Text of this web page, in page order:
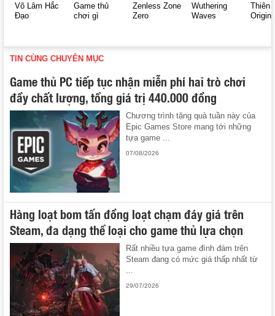
Võ Lâm Hắc
Đạo
Game thủ
chơi gì
Zenless Zone
Zero
Wuthering
Waves
Thiên
Origin
TIN CÙNG CHUYÊN MỤC
Game thủ PC tiếp tục nhận miễn phí hai trò chơi
đầy chất lượng, tổng giá trị 440.000 đồng
Chương trình tặng quà tuần này của
Epic Games Store mang tới những
tựa game ...
07/08/2026
Hàng loạt bom tấn đồng loạt chạm đáy giá trên
Steam, đa dạng thể loại cho game thủ lựa chọn
Rất nhiều tựa game đình đám trên
Steam đang có mức giá thấp nhất từ
...
29/07/2026